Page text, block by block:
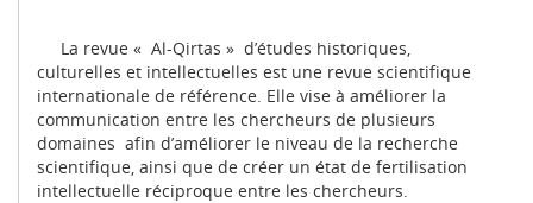
La revue « Al-Qirtas » d’études historiques,
culturelles et intellectuelles est une revue scientifique
internationale de référence. Elle vise à améliorer la
communication entre les chercheurs de plusieurs
domaines afin d’améliorer le niveau de la recherche
scientifique, ainsi que de créer un état de fertilisation
intellectuelle réciproque entre les chercheurs.